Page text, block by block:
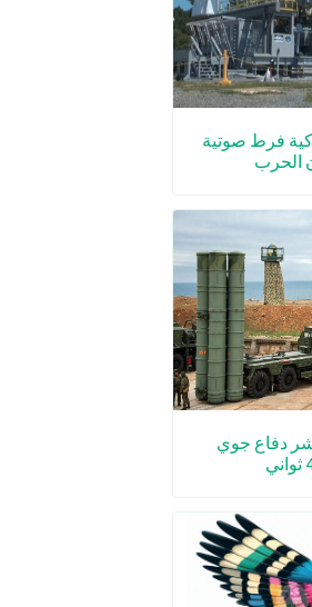
فرط صوتية
الحرب
تنشر دفاع جوي